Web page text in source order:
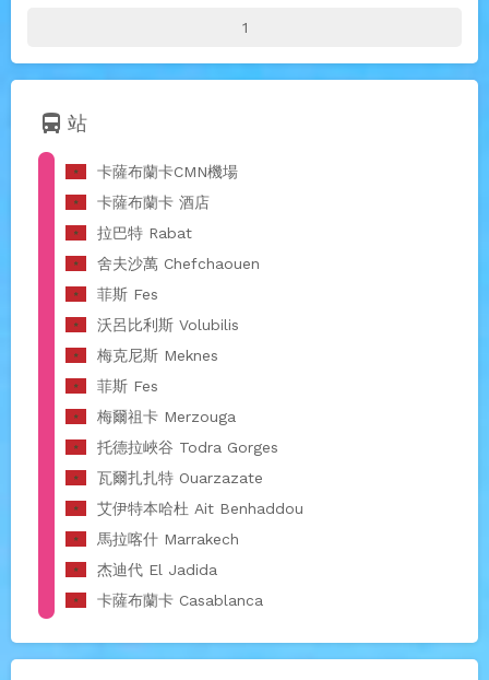
directions_bus 站
卡薩布蘭卡CMN機場
卡薩布蘭卡 酒店
拉巴特 Rabat
舍夫沙萬 Chefchaouen
菲斯 Fes
沃呂⽐利斯 Volubilis
梅克尼斯 Meknes
菲斯 Fes
梅爾祖卡 Merzouga
托德拉峽谷 Todra Gorges
瓦爾扎扎特 Ouarzazate
艾伊特本哈杜 Ait Benhaddou
馬拉喀什 Marrakech
杰迪代 El Jadida
卡薩布蘭卡 Casablanca